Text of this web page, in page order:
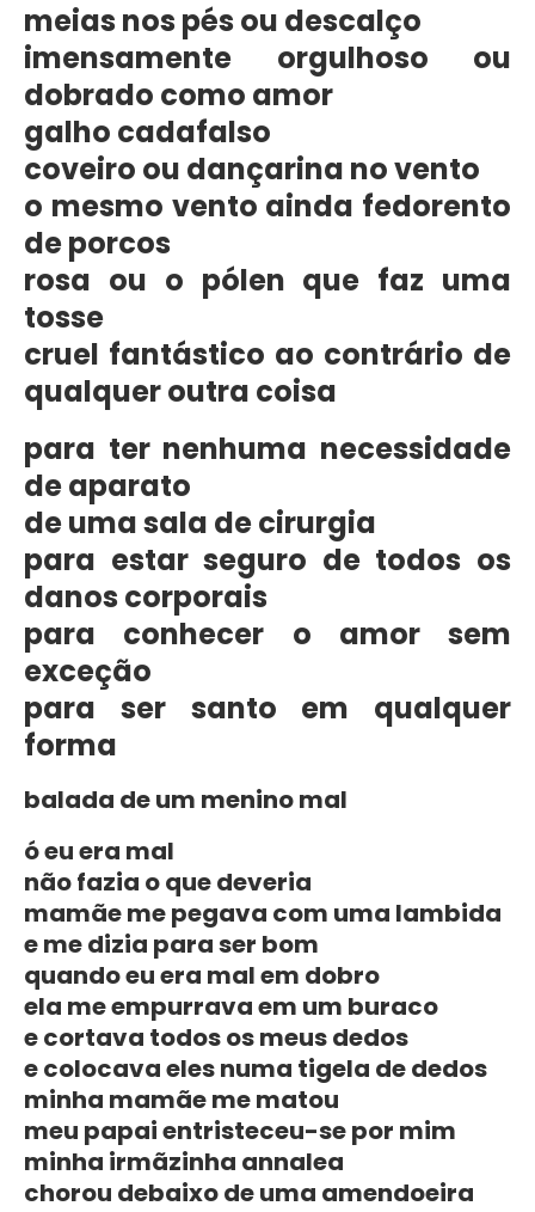
meias nos pés ou descalço
imensamente orgulhoso ou
dobrado como amor
galho cadafalso
coveiro ou dançarina no vento
o mesmo vento ainda fedorento
de porcos
rosa ou o pólen que faz uma
tosse
cruel fantástico ao contrário de
qualquer outra coisa
para ter nenhuma necessidade
de aparato
de uma sala de cirurgia
para estar seguro de todos os
danos corporais
para conhecer o amor sem
exceção
para ser santo em qualquer
forma
balada de um menino mal
ó eu era mal
não fazia o que deveria
mamãe me pegava com uma lambida
e me dizia para ser bom
quando eu era mal em dobro
ela me empurrava em um buraco
e cortava todos os meus dedos
e colocava eles numa tigela de dedos
minha mamãe me matou
meu papai entristeceu-se por mim
minha irmãzinha annalea
chorou debaixo de uma amendoeira